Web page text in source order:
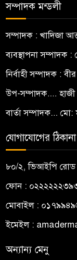
সম্পাদক মন্ডলী
সম্পাদক : খাদিজা
ব্যবস্থাপনা
নির্বাহী সম্পাদক :
উপ-সম্পাদক.... হাজী
বার্তা সম্পাদক...
যোগাযোগের ঠিকানা
৮০/২, ভিআইপি রোড
ফোন :
মোবাইল :
ইমেইল :
অন্যান্য মেনু